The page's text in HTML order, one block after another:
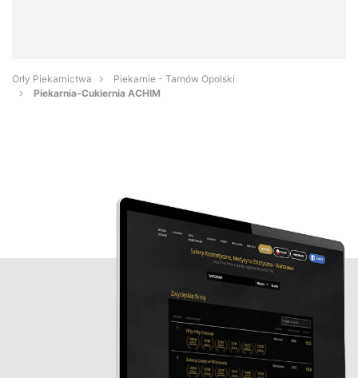
Orły Piekarnictwa
Piekarnie - Tarnów Opolski
Piekarnia-Cukiernia ACHIM